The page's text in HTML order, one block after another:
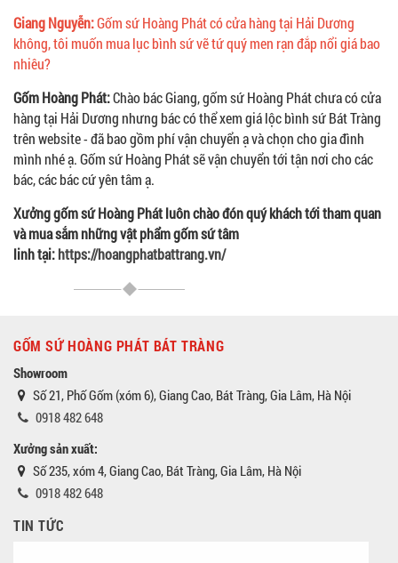
Giang Nguyễn:Gốm sứ Hoàng Phát có cửa hàng tại Hải Dương
không, tôi muốn mua lục bình sứ vẽ tứ quý men rạn đắp nổi giá bao
nhiêu?
Gốm Hoàng Phát:Chào bác Giang, gốm sứ Hoàng Phát chưa có cửa
hàng tại Hải Dương nhưng bác có thể xem giá lộc bình sứ Bát Tràng
trên website - đã bao gồm phí vận chuyển ạ và chọn cho gia đình
mình nhé ạ. Gốm sứ Hoàng Phát sẽ vận chuyển tới tận nơi cho các
bác, các bác cứ yên tâm ạ.
Xưởng gốm sứ Hoàng Phát luôn chào đón quý khách tới tham quan
và mua sắm những vật phẩm gốm sứ tâm
linh tại:https://hoangphatbattrang.vn/
GỐM SỨ HOÀNG PHÁT BÁT TRÀNG
Showroom
Số 21, Phố Gốm (xóm 6), Giang Cao, Bát Tràng, Gia Lâm, Hà Nội
0918 482 648
Xưởng sản xuất:
Số 235, xóm 4, Giang Cao, Bát Tràng, Gia Lâm, Hà Nội
0918 482 648
TIN TỨC